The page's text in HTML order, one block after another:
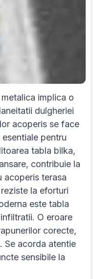
implica o
dulgheriei
acoperis se face
pentru
tabla bilka,
contribuie la
acoperis terasa
la eforturi
este tabla
O eroare
corecte,
Se acorda atentie
sensibile la